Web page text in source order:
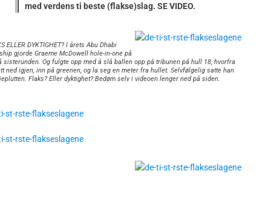
med verdens ti beste (flakse)slag. SE VIDEO.
ELLER DYKTIGHET? I årets Abu Dhabi
gjorde Graeme McDowell hole-in-one på
sisterunden. Og fulgte opp med å slå ballen opp på tribunen på hull 18, hvorfra
ned igjen, inn på greenen, og la seg en meter fra hullet. Selvfølgelig satte han
Flaks? Eller dyktighet? Bedøm selv i videoen lenger ned på siden.